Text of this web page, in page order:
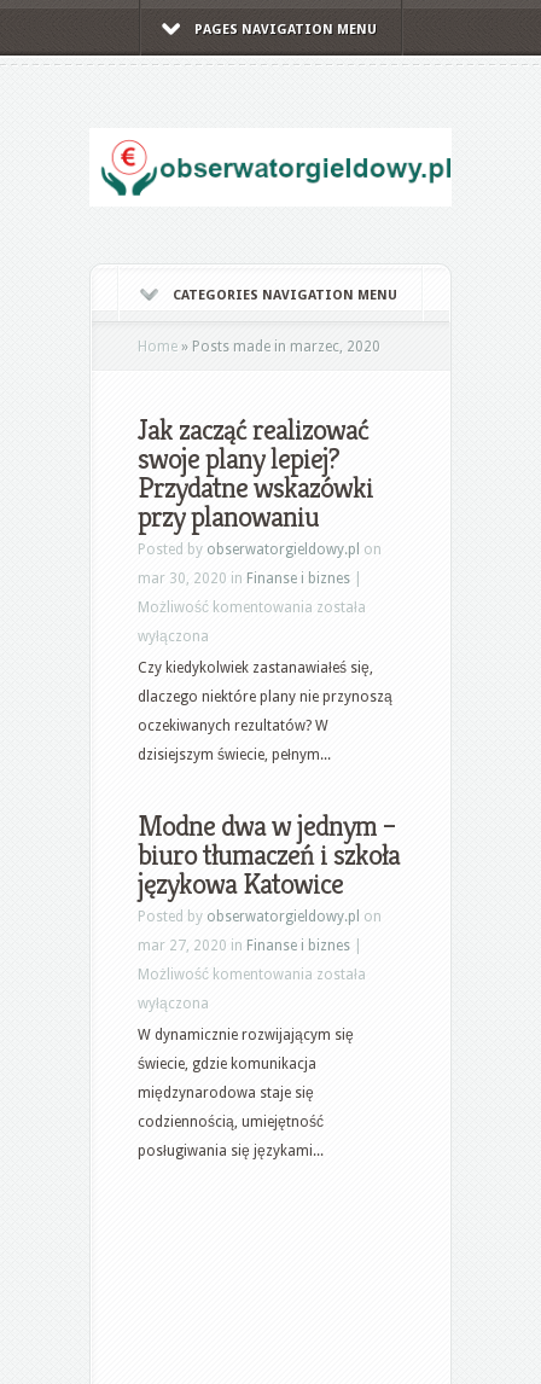
PAGES NAVIGATION MENU
CATEGORIES NAVIGATION MENU
Home » Posts made in marzec, 2020
Jak zacząć realizować
swoje plany lepiej?
Przydatne wskazówki
przy planowaniu
Posted by obserwatorgieldowy.pl on
mar 30, 2020 in Finanse i biznes
Możliwość komentowania Jak
realizować
swoje
plany
lepiej?
przy
planowaniu
została
wyłączona
Czy kiedykolwiek zastanawiałeś się,
dlaczego niektóre plany nie przynoszą
oczekiwanych rezultatów? W
dzisiejszym świecie, pełnym...
Modne dwa w jednym –
biuro tłumaczeń i szkoła
językowa Katowice
Posted by obserwatorgieldowy.pl on
mar 27, 2020 in Finanse i biznes
Możliwość komentowania Modne
w
biuro
została
wyłączona
W dynamicznie rozwijającym się
świecie, gdzie komunikacja
międzynarodowa staje się
codziennością, umiejętność
posługiwania się językami...